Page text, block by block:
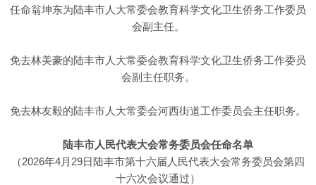
任命翁坤东为陆丰市人大常委会教育科学文化卫生侨务工作委员
会副主任。
免去林美豪的陆丰市人大常委会教育科学文化卫生侨务工作委员
会副主任职务。
免去林友毅的陆丰市人大常委会河西街道工作委员会主任职务。
陆丰市人民代表大会常务委员会任命名单
（2026年4月29日陆丰市第十六届人民代表大会常务委员会第四
十六次会议通过）